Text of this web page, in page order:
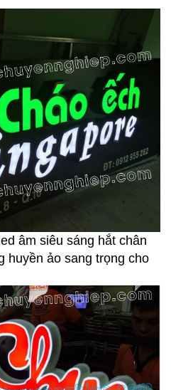
âm siêu sáng hắt chân
huyền ảo sang trọng cho